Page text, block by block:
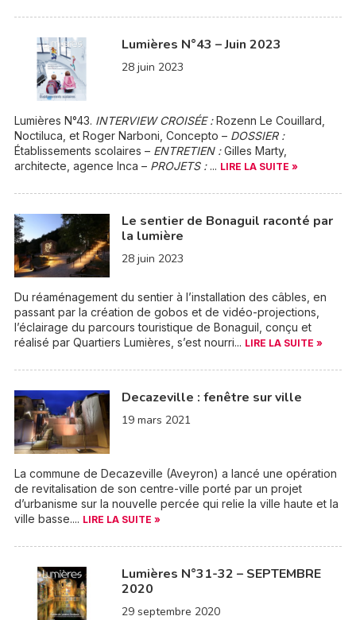
Lumières N°43 – Juin 2023
28 juin 2023
Lumières N°43. INTERVIEW CROISÉE :Rozenn Le Couillard,
Noctiluca, et Roger Narboni, Concepto – DOSSIER :
Établissements scolaires – ENTRETIEN :Gilles Marty,
architecte, agence Inca – PROJETS : ... LIRE LA SUITE »
Le sentier de Bonaguil raconté par
la lumière
28 juin 2023
Du réaménagement du sentier à l’installation des câbles, en
passant par la création de gobos et de vidéo-projections,
l’éclairage du parcours touristique de Bonaguil, conçu et
réalisé par Quartiers Lumières, s’est nourri... LIRE LA SUITE »
Decazeville : fenêtre sur ville
19 mars 2021
La commune de Decazeville (Aveyron) a lancé une opération
de revitalisation de son centre-ville porté par un projet
d’urbanisme sur la nouvelle percée qui relie la ville haute et la
ville basse.... LIRE LA SUITE »
Lumières N°31-32 – SEPTEMBRE
2020
29 septembre 2020